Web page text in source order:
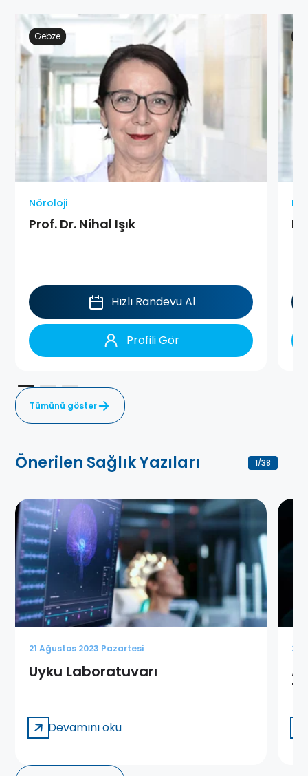
Gebze
Nöroloji
Prof. Dr. Nihal Işık
Hızlı Randevu Al
Profili Gör
Tümünü göster
Önerilen Sağlık Yazıları 1/38
21 Ağustos 2023 Pazartesi
Uyku Laboratuvarı
Devamını oku
21